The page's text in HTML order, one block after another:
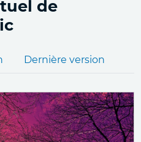
de
Dernière version